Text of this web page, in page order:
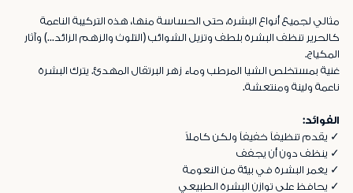
مثالي لجميع أنواع البشرة، حتى الحساسة منها، هذه التركيبة الناعمة
كالحرير تنظف البشرة بلطف وتزيل الشوائب (التلوث والزهم الزائد...) وآثار
المكياج.
غنية بمستخلص الشيا المرطب وماء زهر البرتقال المهدئ. يترك البشرة
ناعمة ولينة ومنتعشة.
الفوائد:
✓ يقدم تنظيفاً خفيفاً ولكن كاملاً
✓ ينظف دون أن يجفف
✓ يغمر البشرة في بيئة من النعومة
✓ يحافظ على توازن البشرة الطبيعي